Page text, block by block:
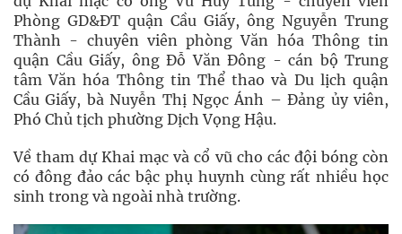
Phòng GD&ĐT quận Cầu Giấy, ông Nguyễn Trung
Thành - chuyên viên phòng Văn hóa Thông tin
quận Cầu Giấy, ông Đỗ Văn Đông - cán bộ Trung
tâm Văn hóa Thông tin Thể thao và Du lịch quận
Cầu Giấy, bà Nuyễn Thị Ngọc Ánh – Đảng ủy viên,
Phó Chủ tịch phường Dịch Vọng Hậu.
Về tham dự Khai mạc và cổ vũ cho các đội bóng còn
có đông đảo các bậc phụ huynh cùng rất nhiều học
sinh trong và ngoài nhà trường.